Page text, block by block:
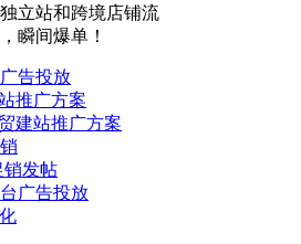
立站和跨境店铺流
瞬间爆单！
告投放
推广方案
建站推广方案
销发帖
广告投放